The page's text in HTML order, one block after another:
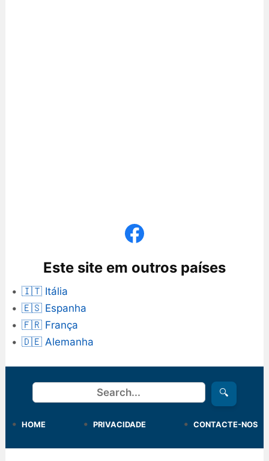
Este site em outros países
🇮🇹 Itália
🇪🇸 Espanha
🇫🇷 França
🇩🇪 Alemanha
Procurar 🔍
HOME PRIVACIDADE CONTACTE-NOS